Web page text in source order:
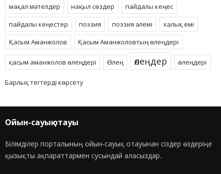
мақал мәтелдер
нақыл сөздер
пайдалы кеңес
пайдалы кеңестер
поэзия поэзия әлемі
халық емі
Қасым Аманжолов
Қасым Аманжоловтың өлеңдері
қасым аманжолов өлеңдері Өлең өлеңдер өлеңдері
Барлық тегтерді көрсету
Ойын-сауық отауы
Білімділер порталының ойын-сауық отауынан сіздер өздеріңе
қызықты ақпараттармен сусындай аласыздар.